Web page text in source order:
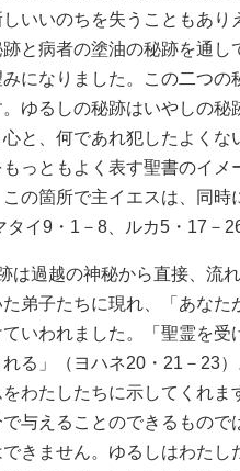
いいのちを失うこともあ
と病者の塗油の秘跡を通
になりました。この二つ
ゆるしの秘跡はいやしの
と、何であれ犯したよく
っともよく表す聖書のイ
の箇所で主イエスは、同
イ9・1－8、ルカ5・17－
過越の神秘から直接、流
弟子たちに現れ、「あな
いわれました。「聖霊を
る」（ヨハネ20・21－23
わたしたちに示してくれま
与えることのできるもの
きません。ゆるしはわた